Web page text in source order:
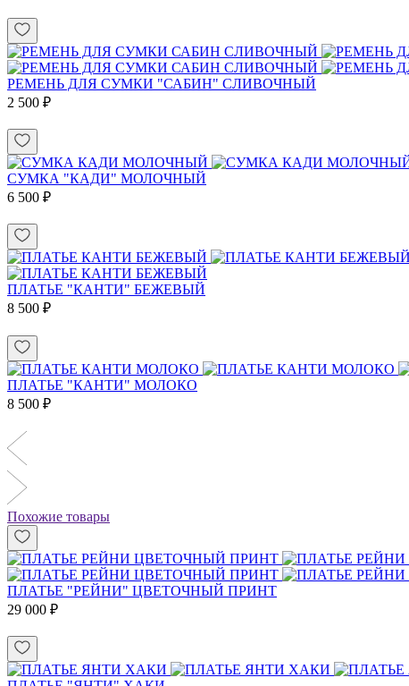
РЕМЕНЬ ДЛЯ СУМКИ "САБИН" СЛИВОЧНЫЙ
2 500 ₽
СУМКА "КАДИ" МОЛОЧНЫЙ
6 500 ₽
ПЛАТЬЕ "КАНТИ" БЕЖЕВЫЙ
8 500 ₽
ПЛАТЬЕ "КАНТИ" МОЛОКО
8 500 ₽
Похожие товары
ПЛАТЬЕ "РЕЙНИ" ЦВЕТОЧНЫЙ ПРИНТ
29 000 ₽